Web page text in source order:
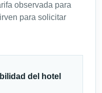
observada para
para solicitar
del hotel